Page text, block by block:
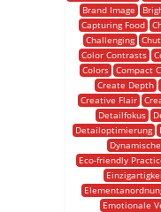
Brand Image
Capturing Food
Challenging
Color Contrasts
Colors Compact
Create Depth
Creative Flair
Detailfokus
Detailoptimierung
Eco-friendly
Emotionale